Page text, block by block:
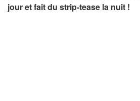
jour et fait du strip-tease la nuit !